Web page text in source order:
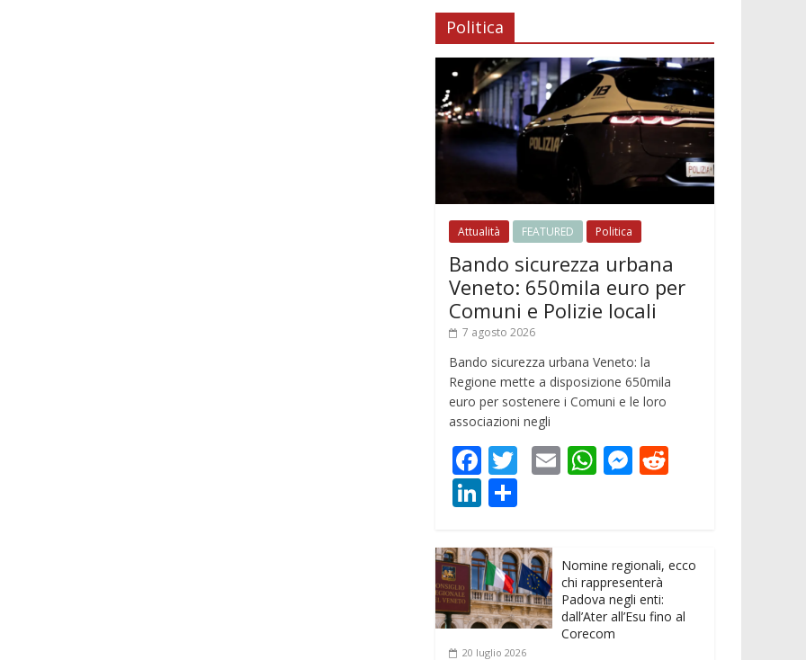
Politica
Attualità FEATURED Politica
Bando sicurezza urbana
Veneto: 650mila euro per
Comuni e Polizie locali
7 agosto 2026
Bando sicurezza urbana Veneto: la
Regione mette a disposizione 650mila
euro per sostenere i Comuni e le loro
associazioni negli
F
ac
e
b
o
o
k
T
er
E W
A
p
p
M
n
g
er
t
Li
k
e
dI
n
n
di
vi
di
Nomine regionali, ecco
chi rappresenterà
Padova negli enti:
dall’Ater all’Esu fino al
Corecom
20 luglio 2026